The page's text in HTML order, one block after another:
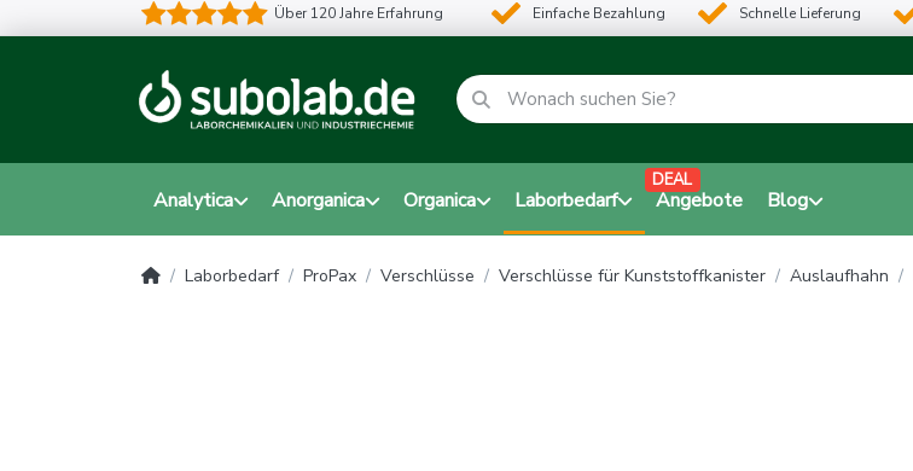
Über 120 Jahre Erfahrung Einfache Bezahlung Schnelle Lieferung
Analytica Anorganica Organica Laborbedarf Angebote
DEAL
Blog
Laborbedarf ProPax Verschlüsse Verschlüsse für Kunststoffkanister Auslaufhahn